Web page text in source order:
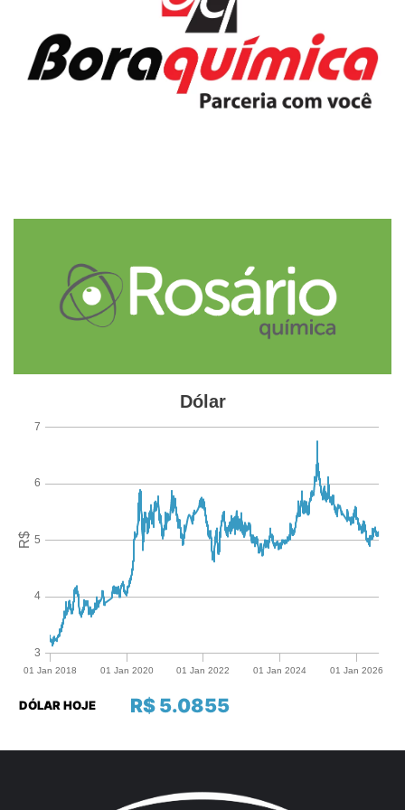
real de embarques do que pela trajetória do petróleo.
Autoral GlobalKem | 27 de novembro de 2025
Etiquetas enxofre geopolítica Mar Negro petróleo Rússia
R$ 5.0855
DÓLAR HOJE